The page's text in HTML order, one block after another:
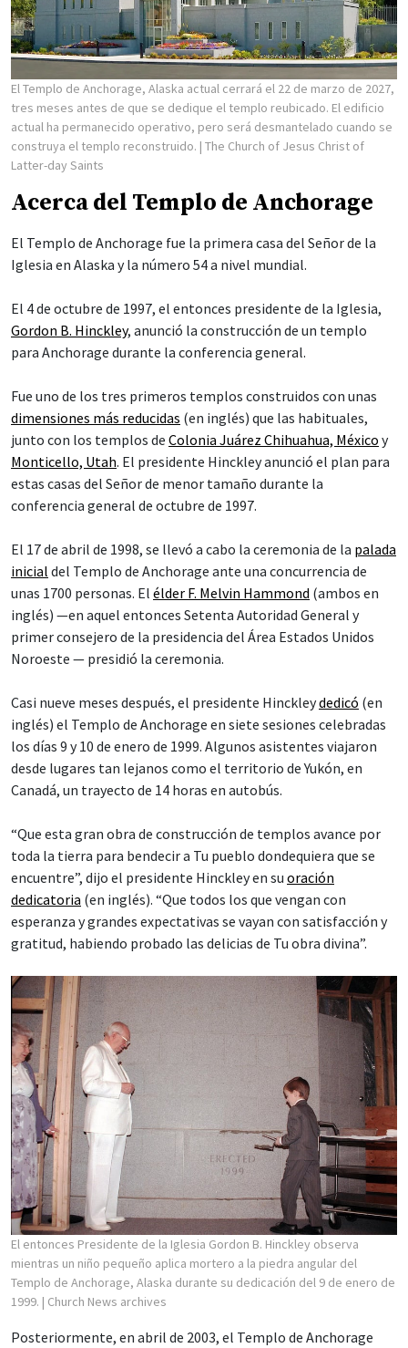
El Templo de Anchorage, Alaska actual cerrará el 22 de marzo de 2027,
tres meses antes de que se dedique el templo reubicado. El edificio
actual ha permanecido operativo, pero será desmantelado cuando se
construya el templo reconstruido. | The Church of Jesus Christ of
Latter-day Saints
Acerca del Templo de Anchorage
El Templo de Anchorage fue la primera casa del Señor de la
Iglesia en Alaska y la número 54 a nivel mundial.
El 4 de octubre de 1997, el entonces presidente de la Iglesia,
Gordon B. Hinckley, anunció la construcción de un templo
para Anchorage durante la conferencia general.
Fue uno de los tres primeros templos construidos con unas
dimensiones más reducidas (en inglés) que las habituales,
junto con los templos de Colonia Juárez Chihuahua, México y
Monticello, Utah. El presidente Hinckley anunció el plan para
estas casas del Señor de menor tamaño durante la
conferencia general de octubre de 1997.
El 17 de abril de 1998, se llevó a cabo la ceremonia de la palada
inicial del Templo de Anchorage ante una concurrencia de
unas 1700 personas. El élder F. Melvin Hammond (ambos en
inglés) —en aquel entonces Setenta Autoridad General y
primer consejero de la presidencia del Área Estados Unidos
Noroeste — presidió la ceremonia.
Casi nueve meses después, el presidente Hinckleydedicó (en
inglés) el Templo de Anchorage en siete sesiones celebradas
los días 9 y 10 de enero de 1999. Algunos asistentes viajaron
desde lugares tan lejanos como el territorio de Yukón, en
Canadá, un trayecto de 14 horas en autobús.
“Que esta gran obra de construcción de templos avance por
toda la tierra para bendecir a Tu pueblo dondequiera que se
encuentre”, dijo el presidente Hinckley en su oración
dedicatoria (en inglés). “Que todos los que vengan con
esperanza y grandes expectativas se vayan con satisfacción y
gratitud, habiendo probado las delicias de Tu obra divina”.
El entonces Presidente de la Iglesia Gordon B. Hinckley observa
mientras un niño pequeño aplica mortero a la piedra angular del
Templo de Anchorage, Alaska durante su dedicación del 9 de enero de
1999. | Church News archives
Posteriormente, en abril de 2003, el Templo de Anchorage